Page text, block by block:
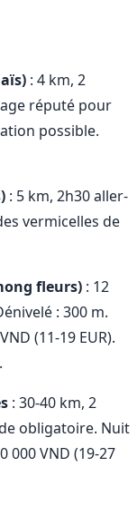
: 4 km, 2
réputé pour
possible.
: 5 km, 2h30 aller-
vermicelles de
fleurs) : 12
: 300 m.
(11-19 EUR).
: 30-40 km, 2
obligatoire. Nuit
000 VND (19-27